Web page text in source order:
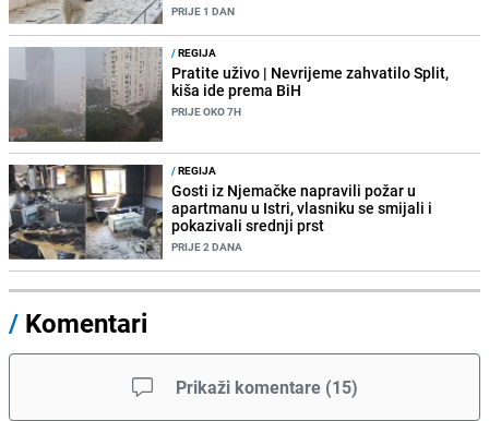
PRIJE 1 DAN
/REGIJA
Pratite uživo | Nevrijeme zahvatilo Split,
kiša ide prema BiH
PRIJE OKO 7H
/REGIJA
Gosti iz Njemačke napravili požar u
apartmanu u Istri, vlasniku se smijali i
pokazivali srednji prst
PRIJE 2 DANA
/ Komentari
Prikaži komentare (15)